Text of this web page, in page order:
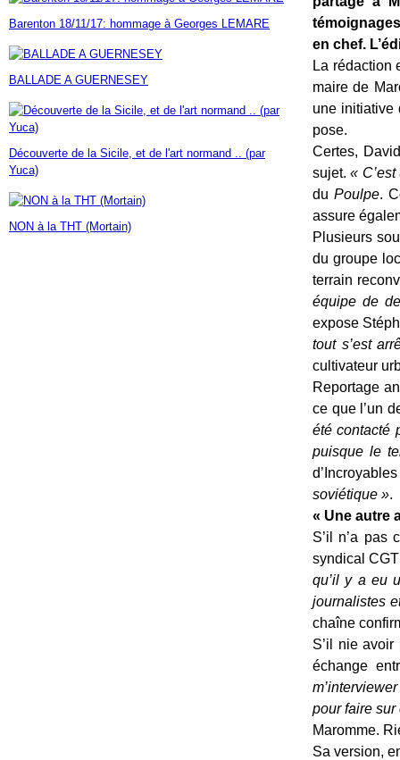
Janvier(7)
Février(9)
Janvier(18)
Mars(60)
Février(24)
Janvier(23)
Avril(14)
Mars (17)
Février(46)
Janvier (35)
Barenton 18/11/17: hommage à Georges LEMARE
BALLADE A GUERNESEY
Découverte de la Sicile, et de l'art normand .. (par
Yuca)
NON à la THT (Mortain)
en chef.
La rédaction
maire de
une initiative
pose.
Certes,
sujet.«
du Poulpe.
assure
Plusieurs
du groupe
terrain
équipe de
expose
tout s’est
cultivateur
Reportage
ce que l’un
été contacté
puisque le
soviétique ».
« Une autre
S’il n’a pas
syndical
qu’il y a eu
journalistes
chaîne
S’il nie
échange
pour faire
Maromme.
Sa version,